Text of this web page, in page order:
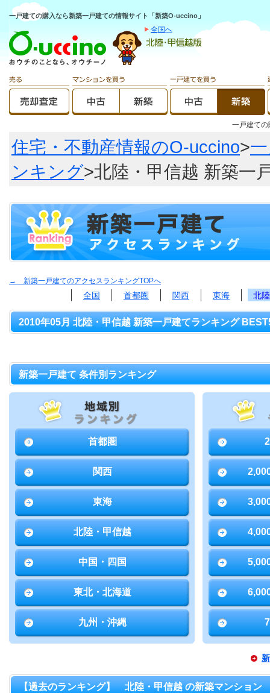
一戸建ての購入なら新築一戸建ての情報サイト「新築O-uccino」
全国へ
一戸建て
住宅・不動産情報のO-uccino>
ンキング>北陸・甲信越 新築一
→ 新築一戸建てのアクセスランキングTOPへ
全国 首都圏 関西 東海 北
2010年05月 北陸・甲信越 新築一戸建てランキング
新築一戸建て 条件別ランキング
首都圏
関西
東海
北陸・甲信越
中国・四国
東北・北海道
九州・沖縄
【過去のランキング】 北陸・甲信越 の新築マンション